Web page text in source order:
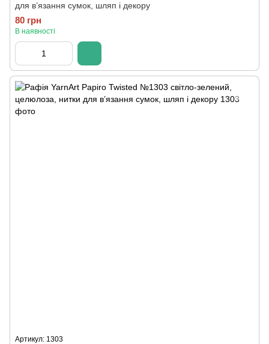
для в’язання сумок, шляп і декору
80 грн
В наявності
Артикул: 1303